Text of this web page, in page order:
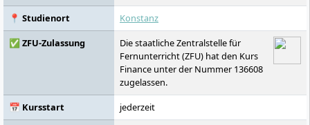
📍 Studienort
Konstanz
✅ ZFU-Zulassung
Die staatliche Zentralstelle für
Fernunterricht (ZFU) hat den Kurs
Finance unter der Nummer 136608
zugelassen.
📅 Kursstart
jederzeit